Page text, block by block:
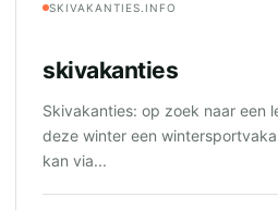
SKIVAKANTIES.INFO
skivakanties
Skivakanties: op zoek naar een
deze winter een
kan via...